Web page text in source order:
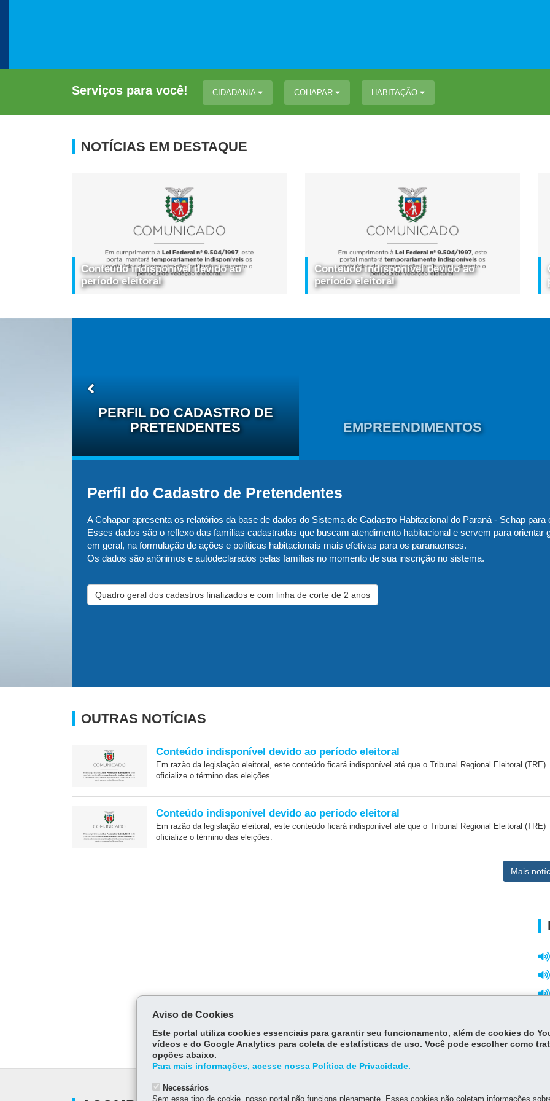
Serviços para você! CIDADANIA COHAPAR HABITAÇÃO
NOTÍCIAS EM DESTAQUE
Conteúdo indisponível devido ao
período eleitoral
Conteúdo indisponível devido ao
período eleitoral
PERFIL DO CADASTRO DE
PRETENDENTES
EMPREENDIMENTOS
Perfil do Cadastro de Pretendentes
A Cohapar apresenta os relatórios da base de dados do Sistema de Cadastro Habitacional do Paraná - Schap
Esses dados são o reflexo das famílias cadastradas que buscam atendimento habitacional e servem para
em geral, na formulação de ações e políticas habitacionais mais efetivas para os paranaenses.
Os dados são anônimos e autodeclarados pelas famílias no momento de sua inscrição no sistema.
Quadro geral dos cadastros finalizados e com linha de corte de 2 anos
OUTRAS NOTÍCIAS
Conteúdo indisponível devido ao período eleitoral
Em razão da legislação eleitoral, este conteúdo ficará indisponível até que o Tribunal Regional Eleitoral (TRE)
oficialize o término das eleições.
Conteúdo indisponível devido ao período eleitoral
Em razão da legislação eleitoral, este conteúdo ficará indisponível até que o Tribunal Regional Eleitoral (TRE)
oficialize o término das eleições.
Mais
Aviso de Cookies
Este portal utiliza cookies essenciais para garantir seu funcionamento, além de cookies do
vídeos e do Google Analytics para coleta de estatísticas de uso. Você pode escolher como
opções abaixo.
Para mais informações, acesse nossa Política de Privacidade.
Necessários
Sem esse tipo de cookie, nosso portal não funciona plenamente. Esses cookies não coletam informações